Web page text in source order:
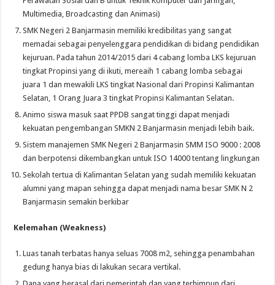
Multimedia, Broadcasting dan Animasi)
SMK Negeri 2 Banjarmasin memiliki kredibilitas yang sangat
memadai sebagai penyelenggara pendidikan di bidang pendidikan
kejuruan. Pada tahun 2014/2015 dari 4 cabang lomba LKS kejuruan
tingkat Propinsi yang di ikuti, mereaih 1 cabang lomba sebagai
juara 1 dan mewakili LKS tingkat Nasional dari Propinsi Kalimantan
Selatan, 1 Orang Juara 3 tingkat Propinsi Kalimantan Selatan.
Animo siswa masuk saat PPDB sangat tinggi dapat menjadi
kekuatan pengembangan SMKN 2 Banjarmasin menjadi lebih baik.
Sistem manajemen SMK Negeri 2 Banjarmasin SMM ISO 9000 : 2008
dan berpotensi dikembangkan untuk ISO 14000 tentang lingkungan
Sekolah tertua di Kalimantan Selatan yang sudah memiliki kekuatan
alumni yang mapan sehingga dapat menjadi nama besar SMK N 2
Banjarmasin semakin berkibar
Kelemahan (Weakness)
Luas tanah terbatas hanya seluas 7008 m2, sehingga penambahan
gedung hanya bias di lakukan secara vertikal.